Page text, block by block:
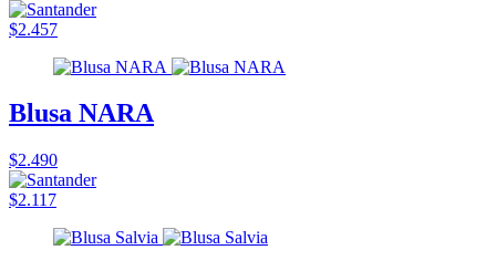
$2.457
Blusa NARA
$2.490
$2.117